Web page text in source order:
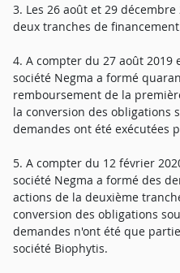
3. Les 26 août et 29
deux tranches de
4. A compter du 27 août 2019
société Negma a formé
remboursement de la
la conversion des obligations
demandes ont été exécutées
5. A compter du 12 février
société Negma a formé des
actions de la deuxième
conversion des obligations
demandes n'ont été que
société Biophytis.